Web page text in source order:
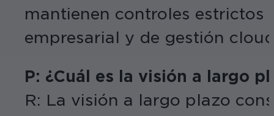
mantienen controles estrictos
empresarial y de gestión
P: ¿Cuál es la visión a largo
R: La visión a largo plazo